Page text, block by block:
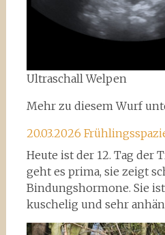
Ultraschall Welpen
Mehr zu diesem Wurf
20.03.2026
Heute ist der 12. Tag der
geht es prima, sie zeigt
Bindungshormone. Sie
kuschelig und sehr